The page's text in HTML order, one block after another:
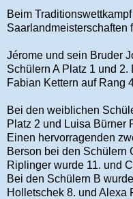
Beim
Saarlandmeisterschaften
Jérome und sein Bruder
Schülern A Platz 1 und
Fabian Kettern auf Rang
Bei den weiblichen
Platz 2 und Luisa Bürner
Einen hervorragenden
Berson bei den Schülern
Riplinger wurde 11. und
Bei den Schülern B
Holletschek 8. und Alexa